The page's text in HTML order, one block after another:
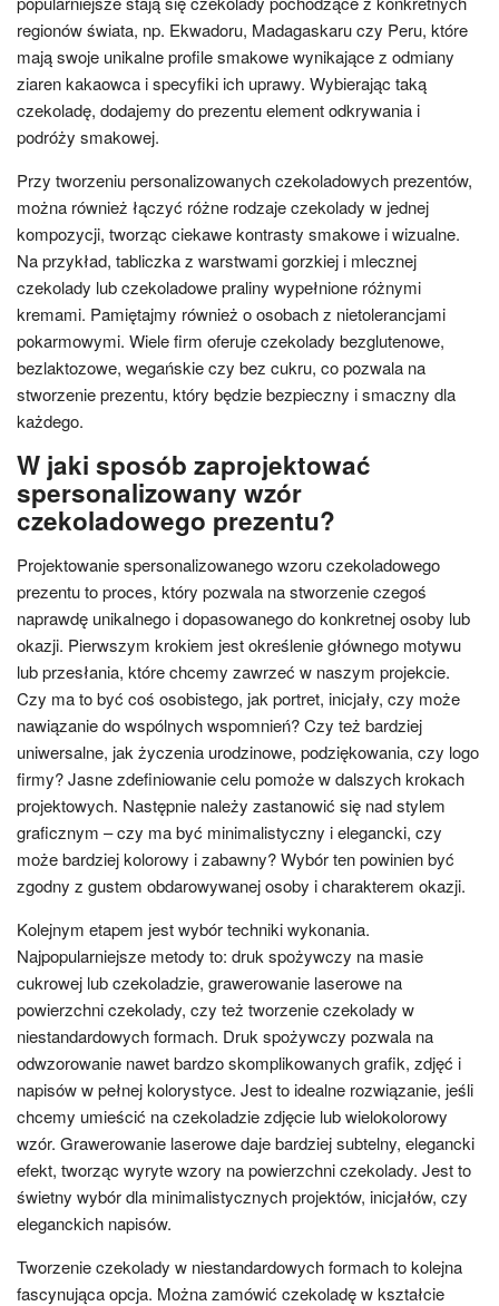
regionów świata, np. Ekwadoru, Madagaskaru czy Peru, które
mają swoje unikalne profile smakowe wynikające z odmiany
ziaren kakaowca i specyfiki ich uprawy. Wybierając taką
czekoladę, dodajemy do prezentu element odkrywania i
podróży smakowej.
Przy tworzeniu personalizowanych czekoladowych prezentów,
można również łączyć różne rodzaje czekolady w jednej
kompozycji, tworząc ciekawe kontrasty smakowe i wizualne.
Na przykład, tabliczka z warstwami gorzkiej i mlecznej
czekolady lub czekoladowe praliny wypełnione różnymi
kremami. Pamiętajmy również o osobach z nietolerancjami
pokarmowymi. Wiele firm oferuje czekolady bezglutenowe,
bezlaktozowe, wegańskie czy bez cukru, co pozwala na
stworzenie prezentu, który będzie bezpieczny i smaczny dla
każdego.
W jaki sposób zaprojektować
spersonalizowany wzór
czekoladowego prezentu?
Projektowanie spersonalizowanego wzoru czekoladowego
prezentu to proces, który pozwala na stworzenie czegoś
naprawdę unikalnego i dopasowanego do konkretnej osoby lub
okazji. Pierwszym krokiem jest określenie głównego motywu
lub przesłania, które chcemy zawrzeć w naszym projekcie.
Czy ma to być coś osobistego, jak portret, inicjały, czy może
nawiązanie do wspólnych wspomnień? Czy też bardziej
uniwersalne, jak życzenia urodzinowe, podziękowania, czy logo
firmy? Jasne zdefiniowanie celu pomoże w dalszych krokach
projektowych. Następnie należy zastanowić się nad stylem
graficznym – czy ma być minimalistyczny i elegancki, czy
może bardziej kolorowy i zabawny? Wybór ten powinien być
zgodny z gustem obdarowywanej osoby i charakterem okazji.
Kolejnym etapem jest wybór techniki wykonania.
Najpopularniejsze metody to: druk spożywczy na masie
cukrowej lub czekoladzie, grawerowanie laserowe na
powierzchni czekolady, czy też tworzenie czekolady w
niestandardowych formach. Druk spożywczy pozwala na
odwzorowanie nawet bardzo skomplikowanych grafik, zdjęć i
napisów w pełnej kolorystyce. Jest to idealne rozwiązanie, jeśli
chcemy umieścić na czekoladzie zdjęcie lub wielokolorowy
wzór. Grawerowanie laserowe daje bardziej subtelny, elegancki
efekt, tworząc wyryte wzory na powierzchni czekolady. Jest to
świetny wybór dla minimalistycznych projektów, inicjałów, czy
eleganckich napisów.
Tworzenie czekolady w niestandardowych formach to kolejna
fascynująca opcja. Można zamówić czekoladę w kształcie